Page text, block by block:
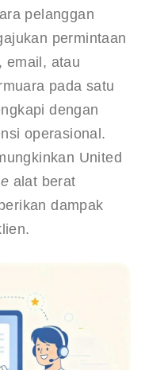
pelanggan
permintaan
email, atau
pada satu
dengan
operasional.
United
alat berat
dampak